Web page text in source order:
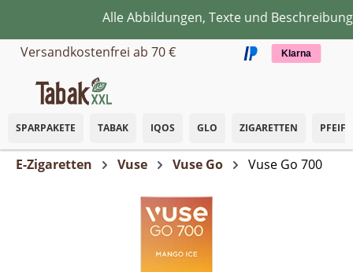
Zum Hauptinhalt springenAlle Abbildungen, Texte und
Versandkostenfrei ab 70 €
Klarna
SPARPAKETE TABAK IQOS GLO ZIGARETTEN
E-Zigaretten Vuse Vuse Go Vuse Go 700